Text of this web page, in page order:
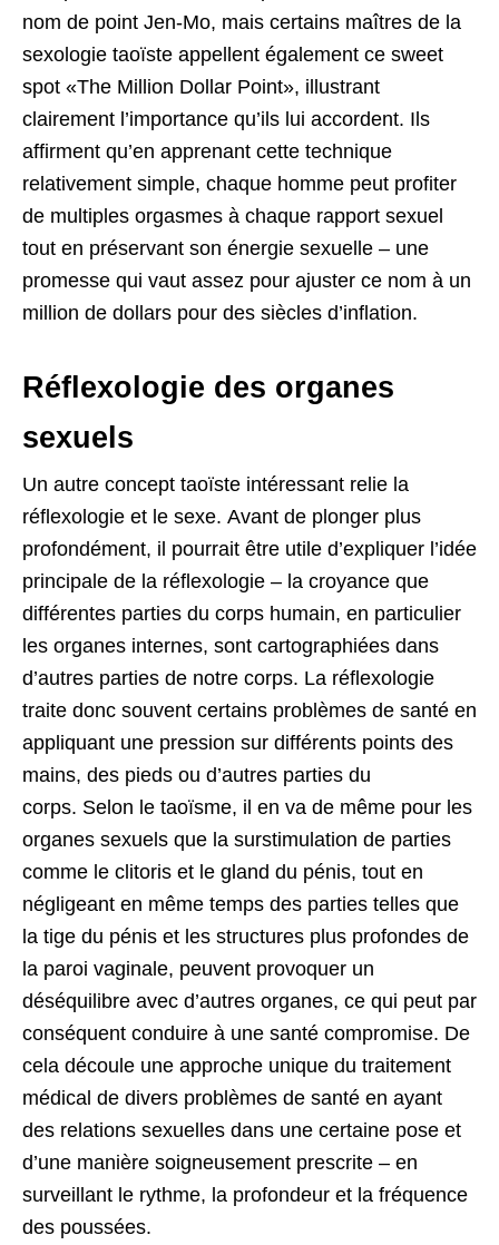
nom de point Jen-Mo, mais certains maîtres de la
sexologie taoïste appellent également ce sweet
spot «The Million Dollar Point», illustrant
clairement l’importance qu’ils lui accordent. Ils
affirment qu’en apprenant cette technique
relativement simple, chaque homme peut profiter
de multiples orgasmes à chaque rapport sexuel
tout en préservant son énergie sexuelle – une
promesse qui vaut assez pour ajuster ce nom à un
million de dollars pour des siècles d’inflation.
Réflexologie des organes
sexuels
Un autre concept taoïste intéressant relie la
réflexologie et le sexe. Avant de plonger plus
profondément, il pourrait être utile d’expliquer l’idée
principale de la réflexologie – la croyance que
différentes parties du corps humain, en particulier
les organes internes, sont cartographiées dans
d’autres parties de notre corps. La réflexologie
traite donc souvent certains problèmes de santé en
appliquant une pression sur différents points des
mains, des pieds ou d’autres parties du
corps. Selon le taoïsme, il en va de même pour les
organes sexuels que la surstimulation de parties
comme le clitoris et le gland du pénis, tout en
négligeant en même temps des parties telles que
la tige du pénis et les structures plus profondes de
la paroi vaginale, peuvent provoquer un
déséquilibre avec d’autres organes, ce qui peut par
conséquent conduire à une santé compromise. De
cela découle une approche unique du traitement
médical de divers problèmes de santé en ayant
des relations sexuelles dans une certaine pose et
d’une manière soigneusement prescrite – en
surveillant le rythme, la profondeur et la fréquence
des poussées.